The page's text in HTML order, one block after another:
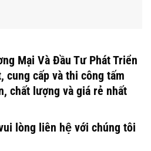
Mại Và Đầu Tư Phát Triển
cung cấp và thi công tấm
chất lượng và giá rẻ nhất
lòng liên hệ với chúng tôi